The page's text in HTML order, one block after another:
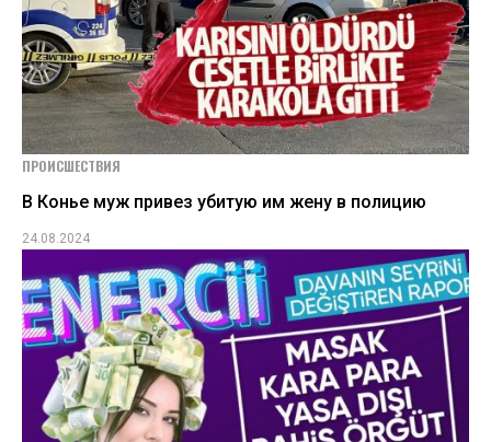
ПРОИСШЕСТВИЯ
В Конье муж привез убитую им жену в полицию
24.08.2024